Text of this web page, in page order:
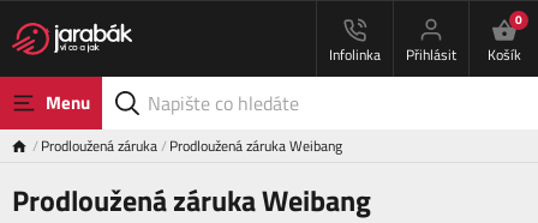
Infolinka Přihlásit
0
Košík
Menu
Prodloužená záruka Prodloužená záruka Weibang
Prodloužená záruka Weibang